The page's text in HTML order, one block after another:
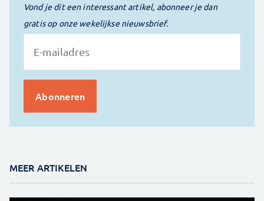
Vond je dit een interessant artikel, abonneer je dan
gratis op onze wekelijkse nieuwsbrief.
MEER ARTIKELEN